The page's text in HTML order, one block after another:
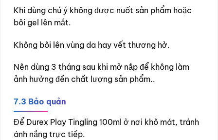
Khi dùng chú ý không được nuốt sản phẩm hoặc
bôi gel lên mắt.
Không bôi lên vùng da hay vết thương hở.
Nên dùng 3 tháng sau khi mở nắp để không làm
ảnh hưởng đến chất lượng sản phẩm..
7.3 Bảo quản
Để Durex Play Tingling 100ml ở nơi khô mát, tránh
ánh nắng trực tiếp.